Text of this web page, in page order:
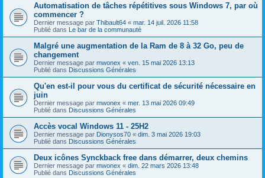
Automatisation de tâches répétitives sous Windows 7, par où
commencer ?
Dernier message par Thibault64 « mar. 14 juil. 2026 11:58
Publié dans Le bar de la communauté
Malgré une augmentation de la Ram de 8 à 32 Go, peu de
changement
Dernier message par mwonex « ven. 15 mai 2026 13:13
Publié dans Discussions Générales
Qu'en est-il pour vous du certificat de sécurité nécessaire en
juin
Dernier message par mwonex « mer. 13 mai 2026 09:49
Publié dans Discussions Générales
Accès vocal Windows 11 - 25H2
Dernier message par Dionysos70 « dim. 3 mai 2026 19:03
Publié dans Discussions Générales
Deux icônes Synckback free dans démarrer, deux chemins
Dernier message par mwonex « dim. 22 mars 2026 13:48
Publié dans Discussions Générales